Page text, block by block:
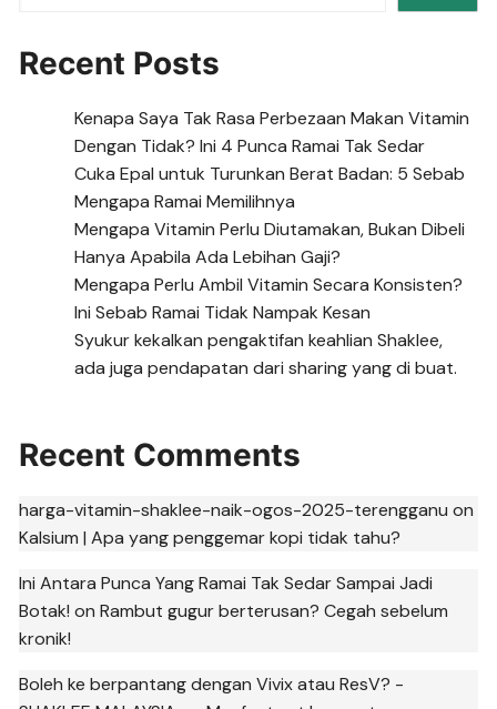
Recent Posts
Kenapa Saya Tak Rasa Perbezaan Makan Vitamin
Dengan Tidak? Ini 4 Punca Ramai Tak Sedar
Cuka Epal untuk Turunkan Berat Badan: 5 Sebab
Mengapa Ramai Memilihnya
Mengapa Vitamin Perlu Diutamakan, Bukan Dibeli
Hanya Apabila Ada Lebihan Gaji?
Mengapa Perlu Ambil Vitamin Secara Konsisten?
Ini Sebab Ramai Tidak Nampak Kesan
Syukur kekalkan pengaktifan keahlian Shaklee,
ada juga pendapatan dari sharing yang di buat.
Recent Comments
harga-vitamin-shaklee-naik-ogos-2025-terengganu on
Kalsium | Apa yang penggemar kopi tidak tahu?
Ini Antara Punca Yang Ramai Tak Sedar Sampai Jadi
Botak! onRambut gugur berterusan? Cegah sebelum
kronik!
Boleh ke berpantang dengan Vivix atau ResV? -